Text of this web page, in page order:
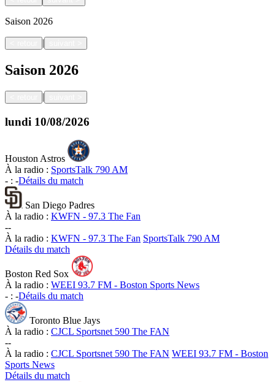
Saison 2026
|
Saison 2026
|
lundi 10/08/2026
Houston Astros
À la radio : SportsTalk 790 AM
- : -Détails du match
San Diego Padres
À la radio : KWFN - 97.3 The Fan
--
À la radio : KWFN - 97.3 The Fan SportsTalk 790 AM
Détails du match
Boston Red Sox
À la radio : WEEI 93.7 FM - Boston Sports News
- : -Détails du match
Toronto Blue Jays
À la radio : CJCL Sportsnet 590 The FAN
--
À la radio : CJCL Sportsnet 590 The FAN WEEI 93.7 FM - Boston
Sports News
Détails du match